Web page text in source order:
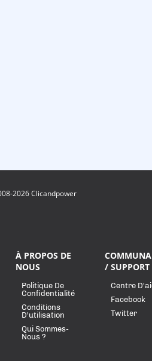
2026 Clicandpower
À PROPOS DE
NOUS
Politique De
Confidentialité
Conditions
D'utilisation
Qui Sommes-
Nous ?
/ SUPPORT
Centre
Facebook
Twitter